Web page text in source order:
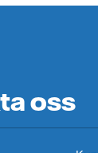
oss